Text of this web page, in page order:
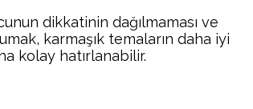
dikkatinin dağılmaması ve
karmaşık temaların daha iyi
kolay hatırlanabilir.